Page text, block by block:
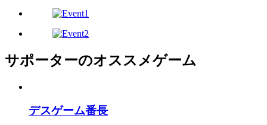
サポーターのオススメゲーム
デスゲーム番長